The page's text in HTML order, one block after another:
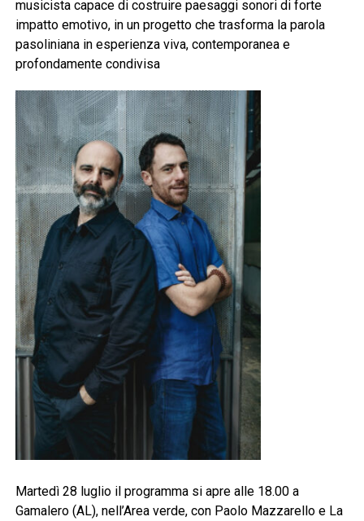
musicista capace di costruire paesaggi sonori di forte
impatto emotivo, in un progetto che trasforma la parola
pasoliniana in esperienza viva, contemporanea e
profondamente condivisa
Martedì 28 luglio il programma si apre alle 18.00 a
Gamalero (AL), nell’Area verde, con Paolo Mazzarello e La